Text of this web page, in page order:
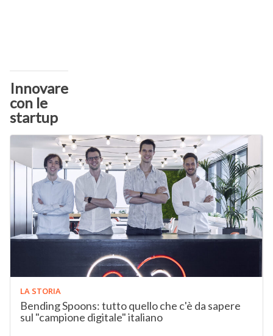
Innovare
con le
startup
LA STORIA
Bending Spoons: tutto quello che c'è da sapere
sul "campione digitale" italiano